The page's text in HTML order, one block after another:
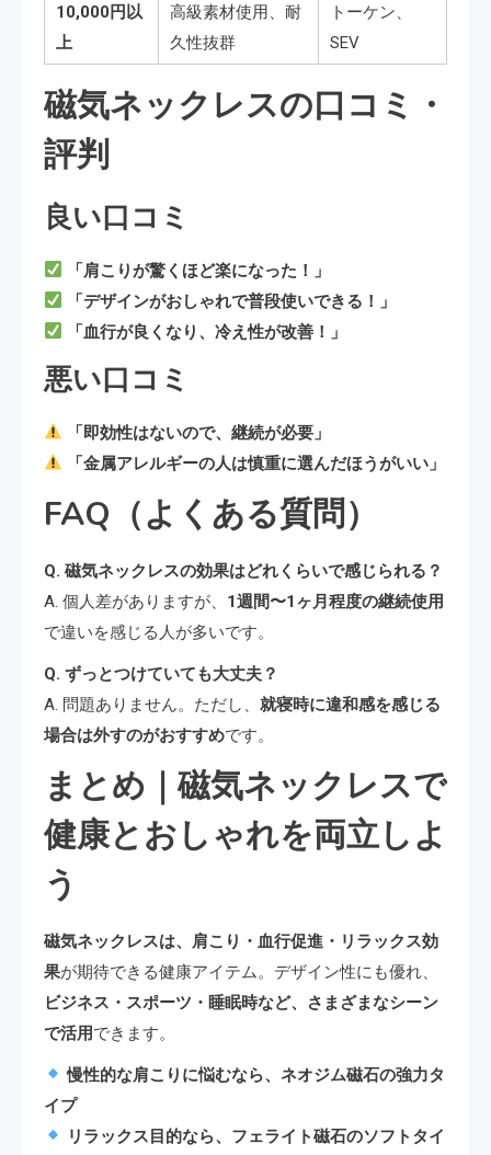
10,000円以
上
高級素材使用、耐
久性抜群
トーケン、
SEV
磁気ネックレスの口コミ・
評判
良い口コミ
「肩こりが驚くほど楽になった！」
「デザインがおしゃれで普段使いできる！」
「血行が良くなり、冷え性が改善！」
悪い口コミ
「即効性はないので、継続が必要」
「金属アレルギーの人は慎重に選んだほうがいい」
FAQ（よくある質問）
Q. 磁気ネックレスの効果はどれくらいで感じられる？
A. 個人差がありますが、 1週間〜1ヶ月程度の継続使用
で違いを感じる人が多いです。
Q. ずっとつけていても大丈夫？
A. 問題ありません。ただし、 就寝時に違和感を感じる
場合は外すのがおすすめです。
まとめ｜磁気ネックレスで
健康とおしゃれを両立しよ
う
磁気ネックレスは、肩こり・血行促進・リラックス効
果が期待できる健康アイテム。デザイン性にも優れ、
ビジネス・スポーツ・睡眠時など、さまざまなシーン
で活用できます。
慢性的な肩こりに悩むなら、ネオジム磁石の強力タ
イプ
リラックス目的なら、フェライト磁石のソフトタイ